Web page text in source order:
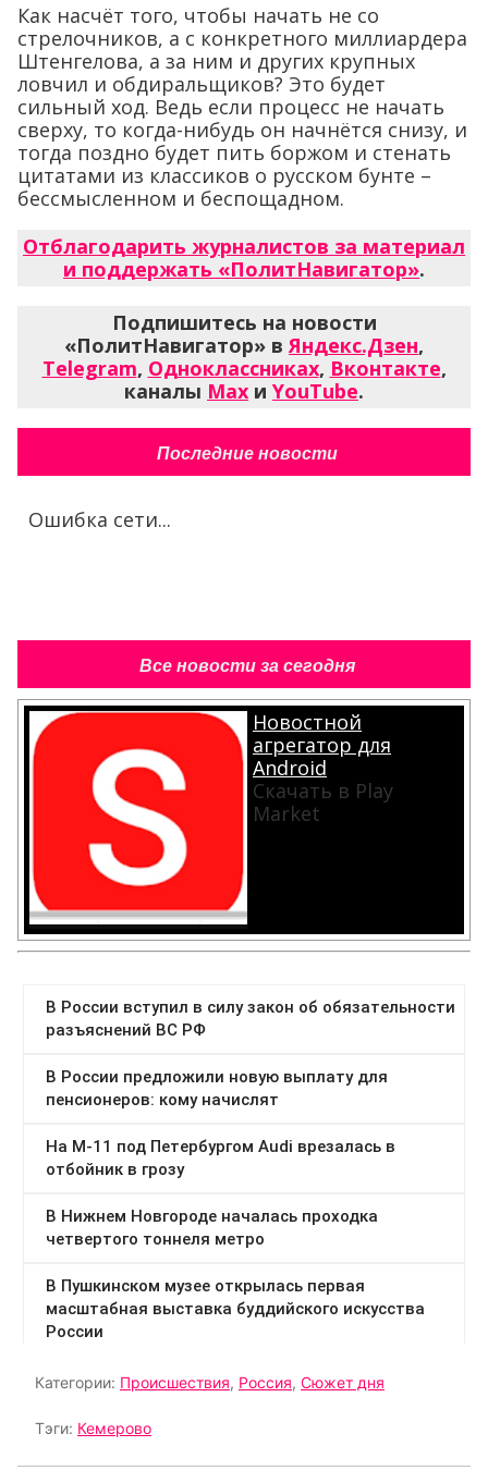
Как насчёт того, чтобы начать не со
стрелочников, а с конкретного миллиардера
Штенгелова, а за ним и других крупных
ловчил и обдиральщиков? Это будет
сильный ход. Ведь если процесс не начать
сверху, то когда-нибудь он начнётся снизу, и
тогда поздно будет пить боржом и стенать
цитатами из классиков о русском бунте –
бессмысленном и беспощадном.
Отблагодарить журналистов за материал
и поддержать «ПолитНавигатор».
Подпишитесь на новости
«ПолитНавигатор» вЯндекс.Дзен,
Telegram, Одноклассниках, Вконтакте,
каналы Max и YouTube.
Последние новости
Ошибка сети...
Все новости за сегодня
Новостной
агрегатор для
Android
Скачать в Play
Market
Категории: Происшествия, Россия, Сюжет дня
Тэги: Кемерово